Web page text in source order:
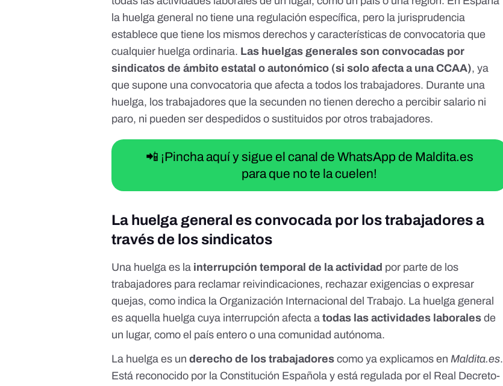
la huelga general no tiene una regulación específica, pero la jurisprudencia
establece que tiene los mismos derechos y características de convocatoria que
cualquier huelga ordinaria. Las huelgas generales son convocadas por
sindicatos de ámbito estatal o autonómico (si solo afecta a una CCAA), ya
que supone una convocatoria que afecta a todos los trabajadores. Durante una
huelga, los trabajadores que la secunden no tienen derecho a percibir salario ni
paro, ni pueden ser despedidos o sustituidos por otros trabajadores.
📲 ¡Pincha aquí y sigue el canal de WhatsApp de Maldita.es
para que no te la cuelen!
La huelga general es convocada por los trabajadores a
través de los sindicatos
Una huelga es la interrupción temporal de la actividad por parte de los
trabajadores para reclamar reivindicaciones, rechazar exigencias o expresar
quejas, como indica la Organización Internacional del Trabajo. La huelga general
es aquella huelga cuya interrupción afecta atodas las actividades laborales de
un lugar, como el país entero o una comunidad autónoma.
La huelga es un derecho de los trabajadores como yaexplicamos enMaldita.es.
Está reconocido por la Constitución Española y está regulada por el Real Decreto-